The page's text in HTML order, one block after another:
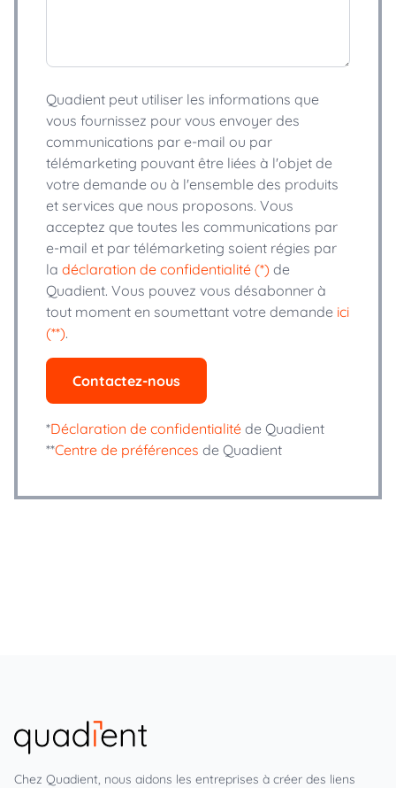
Quadient peut utiliser les informations que
vous fournissez pour vous envoyer des
communications par e-mail ou par
télémarketing pouvant être liées à l'objet de
votre demande ou à l'ensemble des produits
et services que nous proposons. Vous
acceptez que toutes les communications par
e-mail et par télémarketing soient régies par
la déclaration de confidentialité (*) de
Quadient. Vous pouvez vous désabonner à
tout moment en soumettant votre demande ici
(**).
Contactez-nous
*Déclaration de confidentialité de Quadient
**Centre de préférences de Quadient
Chez Quadient, nous aidons les entreprises à créer des liens